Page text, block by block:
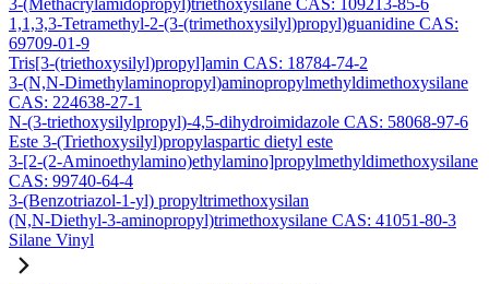
3-(Methacrylamidopropyl)triethoxysilane CAS: 109213-85-6
1,1,3,3-Tetramethyl-2-(3-(trimethoxysilyl)propyl)guanidine CAS:
69709-01-9
Tris[3-(triethoxysilyl)propyl]amin CAS: 18784-74-2
3-(N,N-Dimethylaminopropyl)aminopropylmethyldimethoxysilane
CAS: 224638-27-1
N-(3-triethoxysilylpropyl)-4,5-dihydroimidazole CAS: 58068-97-6
Este 3-(Triethoxysilyl)propylaspartic dietyl este
3-[2-(2-Aminoethylamino)ethylamino]propylmethyldimethoxysilane
CAS: 99740-64-4
3-(Benzotriazol-1-yl) propyltrimethoxysilan
(N,N-Diethyl-3-aminopropyl)trimethoxysilane CAS: 41051-80-3
Silane Vinyl